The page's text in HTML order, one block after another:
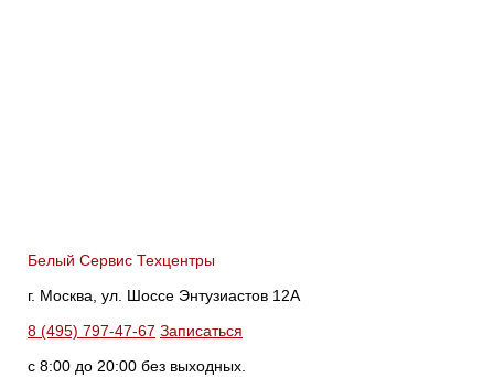
Белый Сервис Техцентры
г. Москва, ул. Шоссе Энтузиастов 12А
8 (495) 797-47-67 Записаться
с 8:00 до 20:00 без выходных.